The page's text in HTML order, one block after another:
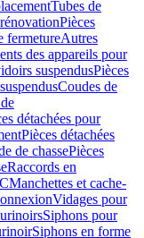
Tubes de
Pièces
fermetureAutres
des appareils pour
suspendusPièces
Coudes de
détachées pour
Pièces détachées
de chassePièces
Raccords en
Manchettes et cache-
Vidages pour
Siphons pour
Siphons en forme